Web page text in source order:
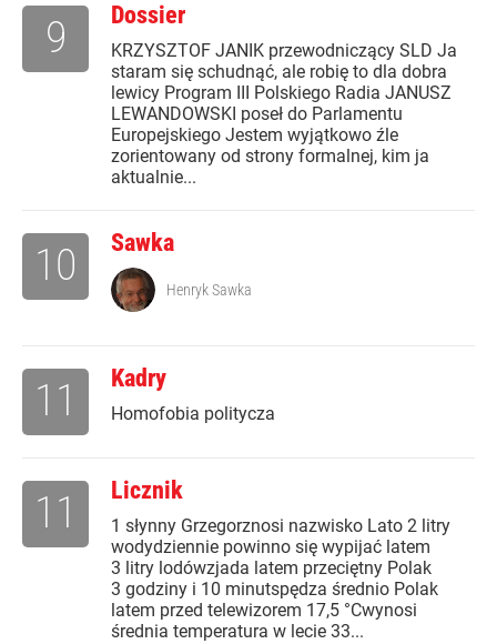
Dossier
KRZYSZTOF JANIK przewodniczący SLD Ja
staram się schudnąć, ale robię to dla dobra
lewicy Program III Polskiego Radia JANUSZ
LEWANDOWSKI poseł do Parlamentu
Europejskiego Jestem wyjątkowo źle
zorientowany od strony formalnej, kim ja
aktualnie...
9
Sawka
10 Henryk Sawka
Kadry
Homofobia politycza
11
Licznik
1 słynny Grzegorznosi nazwisko Lato 2 litry
wodydziennie powinno się wypijać latem
3 litry lodówzjada latem przeciętny Polak
3 godziny i 10 minutspędza średnio Polak
latem przed telewizorem 17,5 °Cwynosi
średnia temperatura w lecie 33...
11